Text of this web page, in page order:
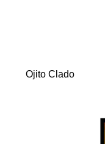
Ojito Clado